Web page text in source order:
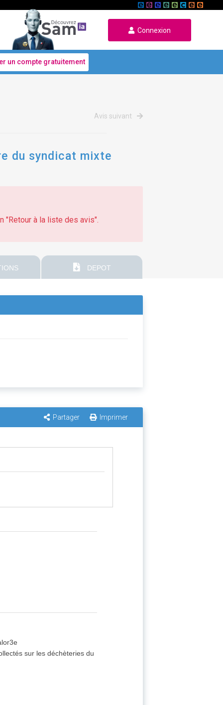
Connexion
un compte gratuitement
Avis suivant
du syndicat mixte
"Retour à la liste des avis".
DEPOT
Partager Imprimer
sur les déchèteries du